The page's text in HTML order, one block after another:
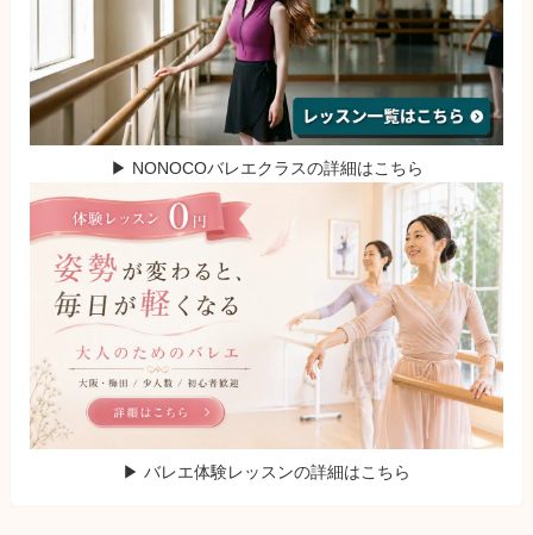
▶ NONOCOバレエクラスの詳細はこちら
▶ バレエ体験レッスンの詳細はこちら